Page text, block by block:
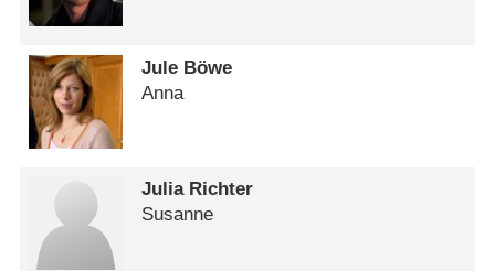
Jule Böwe
Anna
Julia Richter
Susanne